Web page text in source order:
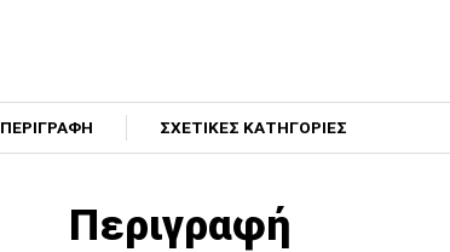
ΠΕΡΙΓΡΑΦΗ ΣΧΕΤΙΚΕΣ ΚΑΤΗΓΟΡΙΕΣ
Περιγραφή